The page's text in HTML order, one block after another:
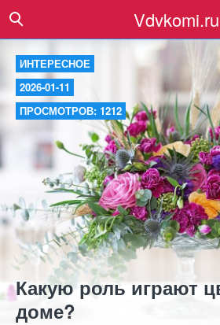
Vdvkomi.ru
ИНТЕРЕСНОЕ
2026-01-11
ПРОСМОТРОВ: 1212
Какую роль играют
доме?